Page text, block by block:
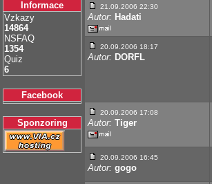
Informace
Vzkazy
14864
NSFAQ
1354
Quiz
6
Facebook
Sponzoring
21.09.2006 22:30
Autor: Hadati
20.09.2006 18:17
Autor: DORFL
20.09.2006 17:08
Autor: Tiger
20.09.2006 16:45
Autor: gogo